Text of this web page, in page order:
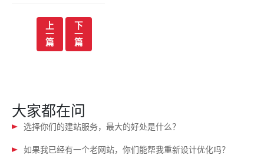
上
一
篇
下
一
篇
大家都在问
选择你们的建站服务，最大的好处是什么？
如果我已经有一个老网站，你们能帮我重新设计优化吗？